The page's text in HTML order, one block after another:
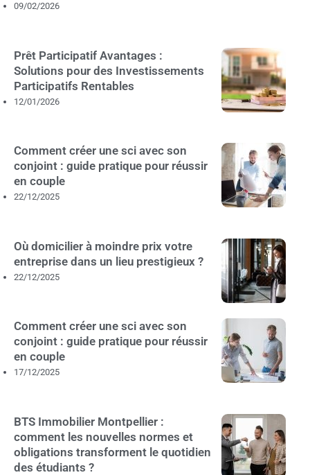
09/02/2026
Prêt Participatif Avantages :
Solutions pour des Investissements
Participatifs Rentables
12/01/2026
Comment créer une sci avec son
conjoint : guide pratique pour réussir
en couple
22/12/2025
Où domicilier à moindre prix votre
entreprise dans un lieu prestigieux ?
22/12/2025
Comment créer une sci avec son
conjoint : guide pratique pour réussir
en couple
17/12/2025
BTS Immobilier Montpellier :
comment les nouvelles normes et
obligations transforment le quotidien
des étudiants ?